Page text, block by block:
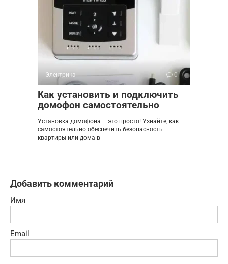
Электрика 0
Как установить и подключить
домофон самостоятельно
Установка домофона – это просто! Узнайте, как
самостоятельно обеспечить безопасность
квартиры или дома в
Добавить комментарий
Имя
Email